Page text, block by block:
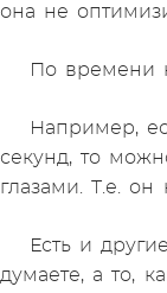
она не
По времени
Например,
секунд, то
глазами. Т.е. он
Есть и
думаете, а то,